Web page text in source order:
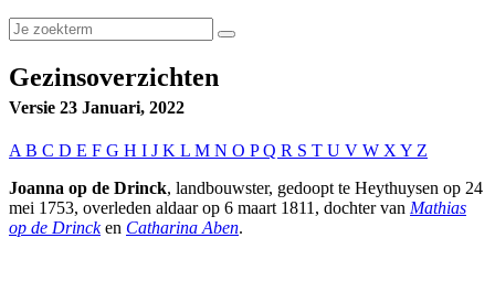
Gezinsoverzichten
Versie 23 Januari, 2022
A B C D E F G H I J K L M N O PQ R S T U V W X Y Z
Joanna op de Drinck, landbouwster, gedoopt te Heythuysen op 24
mei 1753, overleden aldaar op 6 maart 1811, dochter van Mathias
op de Drincken Catharina Aben.